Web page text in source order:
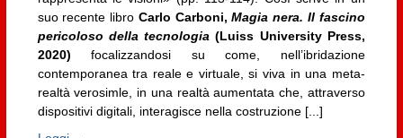
suo recente libro Carlo Carboni,Magia nera. Il fascino
pericoloso della tecnologia (Luiss University Press,
2020) focalizzandosi su come, nell’ibridazione
contemporanea tra reale e virtuale, si viva in una meta-
realtà verosimle, in una realtà aumentata che, attraverso
dispositivi digitali, interagisce nella costruzione [...]